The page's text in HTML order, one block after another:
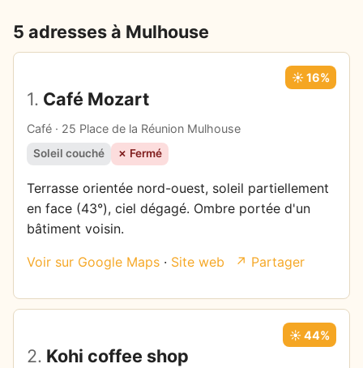
5 adresses à Mulhouse
1. Café Mozart
Café · 25 Place de la Réunion Mulhouse
☀️ 16%
Soleil couché ✗ Fermé
Terrasse orientée nord-ouest, soleil partiellement
en face (43°), ciel dégagé. Ombre portée d'un
bâtiment voisin.
Voir sur Google Maps · Site web ↗ Partager
2. Kohi coffee shop
☀️ 44%